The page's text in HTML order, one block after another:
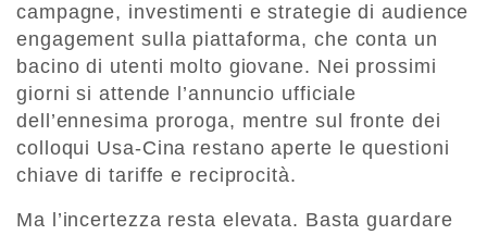
campagne, investimenti e strategie di audience
engagement sulla piattaforma, che conta un
bacino di utenti molto giovane. Nei prossimi
giorni si attende l’annuncio ufficiale
dell’ennesima proroga, mentre sul fronte dei
colloqui Usa-Cina restano aperte le questioni
chiave di tariffe e reciprocità.
Ma l’incertezza resta elevata. Basta guardare